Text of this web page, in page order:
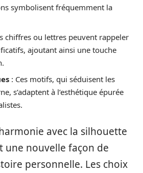
symbolisent fréquemment la
chiffres ou lettres peuvent rappeler
ajoutant ainsi une touche
: Ces motifs, qui séduisent les
s’adaptent à l’esthétique épurée
avec la silhouette
nouvelle façon de
personnelle. Les choix